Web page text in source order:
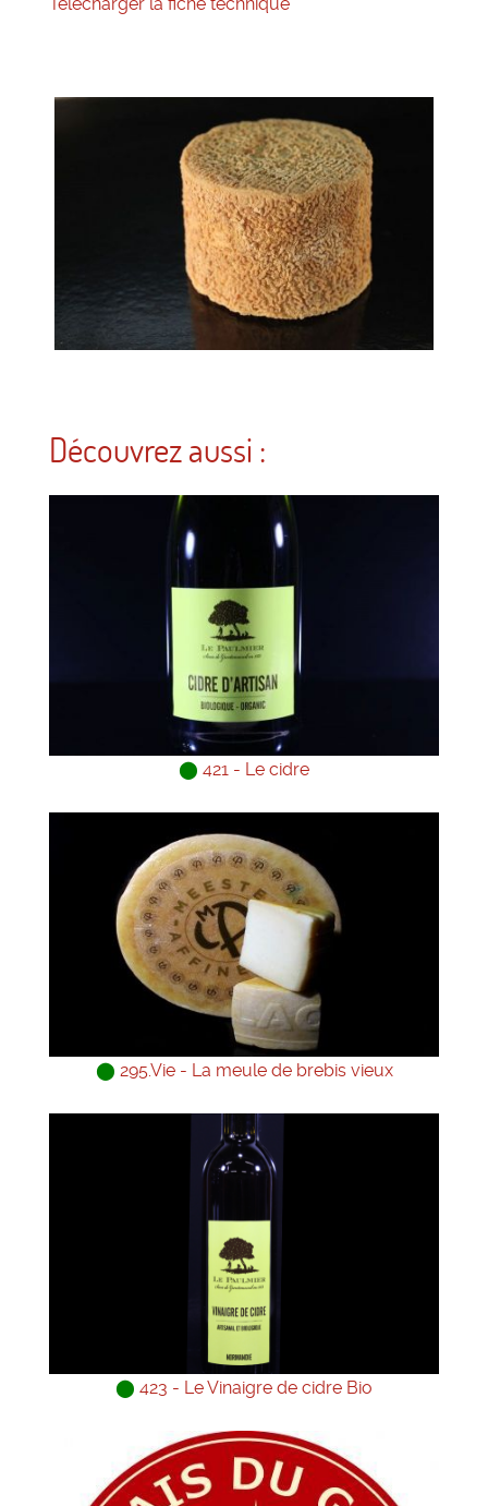
Découvrez aussi :
⬤ 421 - Le cidre
⬤ 295.Vie - La meule de brebis vieux
⬤ 423 - Le Vinaigre de cidre Bio